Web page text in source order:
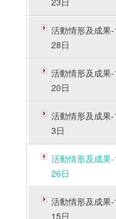
活動情形及成果
28日
活動情形及成果
20日
活動情形及成果
3日
活動情形及成果-
26日
活動情形及成果-
15日